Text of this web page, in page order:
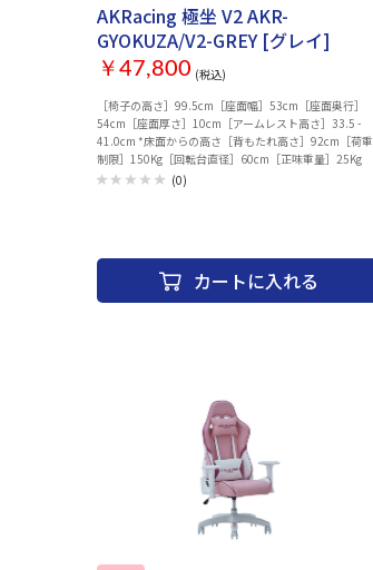
AKRacing 極坐 V2 AKR-
GYOKUZA/V2-GREY [グレイ]
￥47,800 (税込)
［椅子の高さ］99.5cm［座面幅］53cm［座面奥行］
54cm［座面厚さ］10cm［アームレスト高さ］33.5 -
41.0cm *床面からの高さ［背もたれ高さ］92cm［荷重
制限］150Kg［回転台直径］60cm［正味重量］25Kg
(0)
カートに入れる